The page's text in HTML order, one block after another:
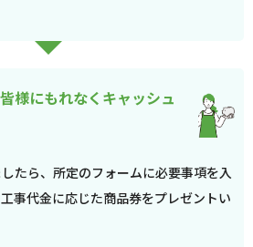
様にもれなくキャッシュ
たら、所定のフォームに必要事項を入
事代金に応じた商品券をプレゼントい